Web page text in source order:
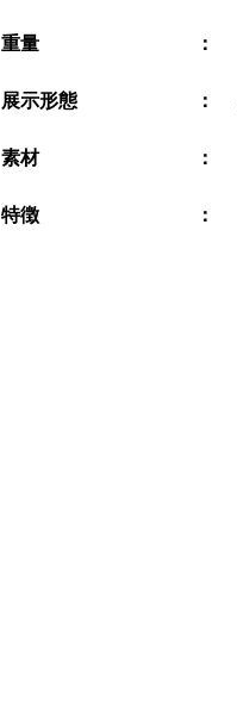
重量
展示形態
素材
特徴